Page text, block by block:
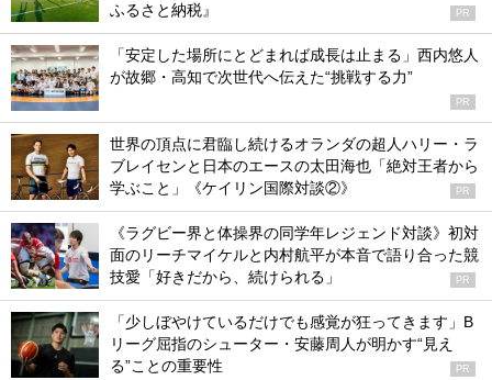
ふるさと納税』
PR
「安定した場所にとどまれば成長は止まる」西内悠人
が故郷・高知で次世代へ伝えた“挑戦する力”
PR
世界の頂点に君臨し続けるオランダの超人ハリー・ラ
ブレイセンと日本のエースの太田海也「絶対王者から
学ぶこと」《ケイリン国際対談②》
PR
《ラグビー界と体操界の同学年レジェンド対談》初対
面のリーチマイケルと内村航平が本音で語り合った競
技愛「好きだから、続けられる」
PR
「少しぼやけているだけでも感覚が狂ってきます」B
リーグ屈指のシューター・安藤周人が明かす“見え
る”ことの重要性
PR